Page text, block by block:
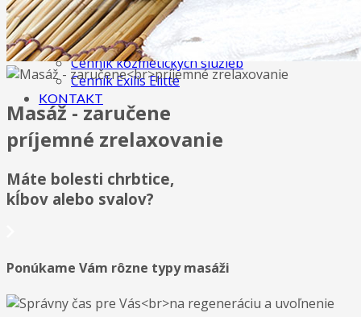
GALÉRIA
CENNÍK
Cenník masáži
Cenník kozmetických služieb
Cenník Exilis Elitte
KONTAKT
Masáž - zaručene
príjemné zrelaxovanie
Máte bolesti chrbtice,
kĺbov alebo svalov?
Ponúkame Vám rôzne typy masáži